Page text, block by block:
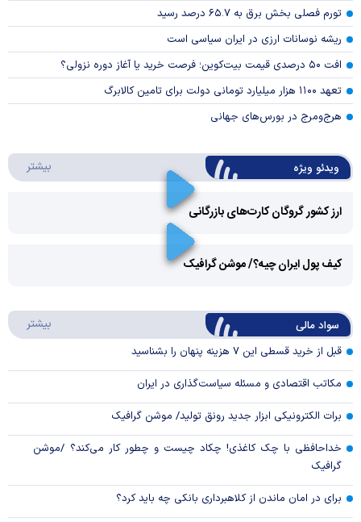
تورم فصلی بخش برق به ۶۵.۷ درصد رسید
ریشه نوسانات ارزی در ایران سیاسی است
افت ۵۰ درصدی قیمت بیت‌کوین؛ فرصت خرید یا آغاز دوره نزولی؟
تعهد ۱۱۰۰ هزار میلیارد تومانی دولت برای تامین کالابرگ
هرج‌ومرج در بورس‌های جهانی
ویدئو ویژه بیشتر
ارز کشور گروگان کارت‌های بازرگانی
Video
کیف پول ایران چیه؟/ موشن گرافیک
سواد مالی بیشتر
قبل از خرید قسطی این ۷ هزینه پنهان را بشناسید
مکاتب اقتصادی و مسئله سیاست‌گذاری در ایران
برات الکترونیکی ابزار جدید رونق تولید/ موشن گرافیک
خداحافظی با چک کاغذی! چکاد چیست و چطور کار می‌کند؟ /موشن
گرافیک
برای در امان ماندن از کلاهبرداری بانکی چه باید کرد؟